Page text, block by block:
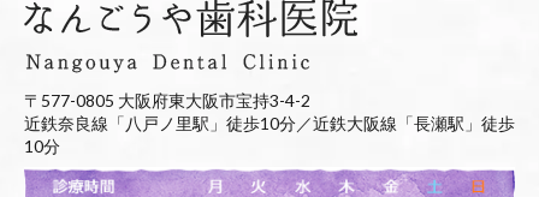
〒577-0805 大阪府東大阪市宝持3-4-2
近鉄奈良線「八戸ノ里駅」徒歩10分／近鉄大阪線「長瀬駅」徒歩
10分